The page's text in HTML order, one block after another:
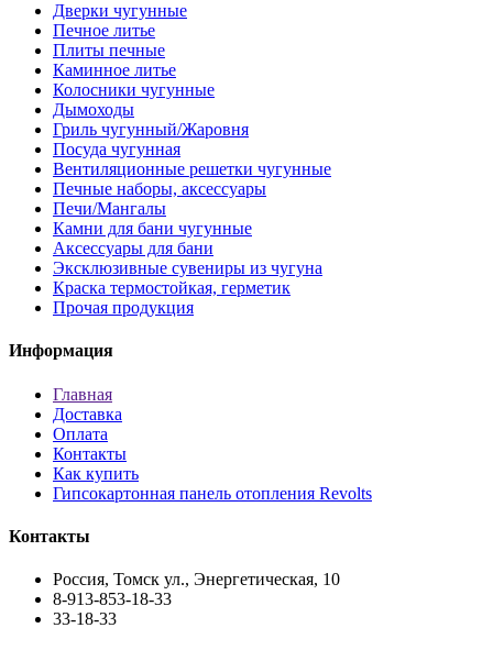
Дверки чугунные
Печное литье
Плиты печные
Каминное литье
Колосники чугунные
Дымоходы
Гриль чугунный/Жаровня
Посуда чугунная
Вентиляционные решетки чугунные
Печные наборы, аксессуары
Печи/Мангалы
Камни для бани чугунные
Аксессуары для бани
Эксклюзивные сувениры из чугуна
Краска термостойкая, герметик
Прочая продукция
Информация
Главная
Доставка
Оплата
Контакты
Как купить
Гипсокартонная панель отопления Revolts
Контакты
Россия, Томск ул., Энергетическая, 10
8-913-853-18-33
33-18-33